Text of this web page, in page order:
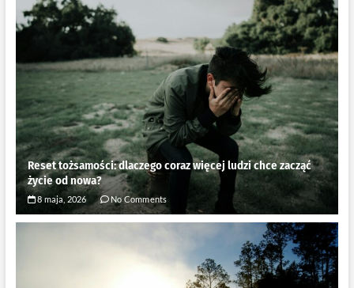
Reset tożsamości: dlaczego coraz więcej ludzi chce zacząć
życie od nowa?
8 maja, 2026 No Comments